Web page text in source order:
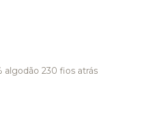
algodão 230 fios atrás